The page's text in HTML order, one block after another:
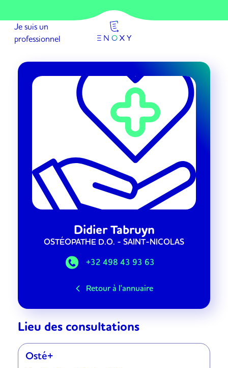
au
contenuJe suis un
professionnel
Retour à l'annuaire
Didier Tabruyn
OSTÉOPATHE D.O. - SAINT-NICOLAS
+32 498 43 93 63
Lieu des consultations
Osté+